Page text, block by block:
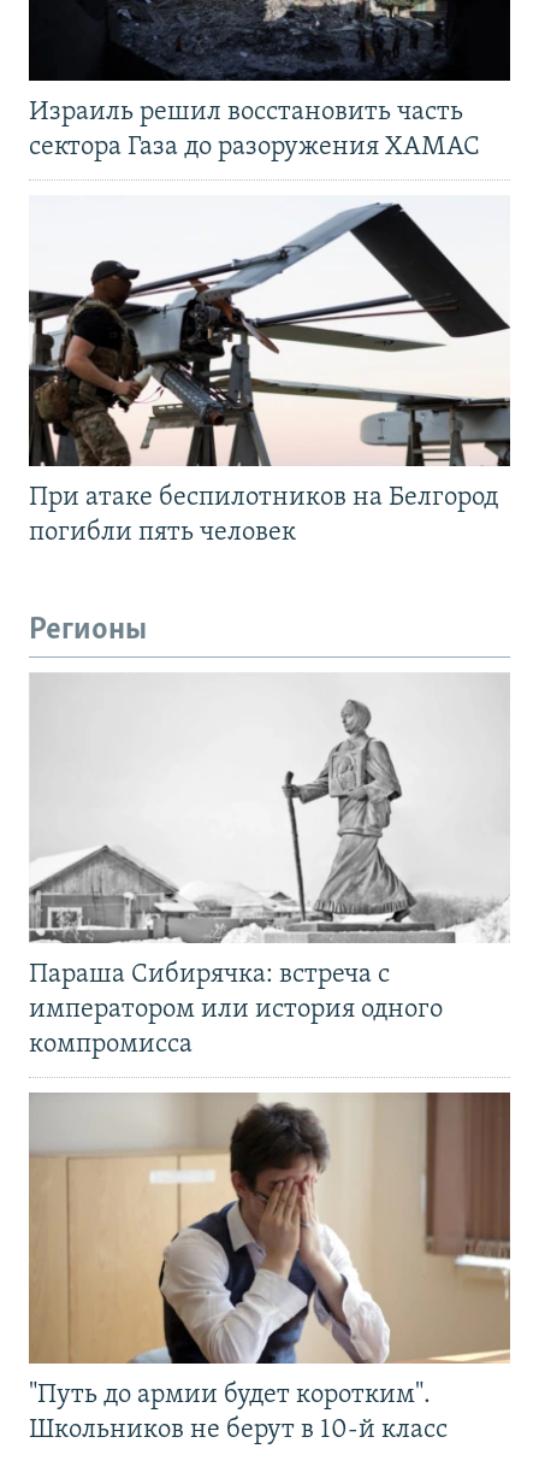
Израиль решил восстановить часть
сектора Газа до разоружения ХАМАС
При атаке беспилотников на Белгород
погибли пять человек
Регионы
Параша Сибирячка: встреча с
императором или история одного
компромисса
"Путь до армии будет коротким".
Школьников не берут в 10-й класс